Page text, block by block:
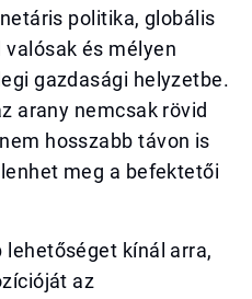
politika, globális
és mélyen
gazdasági helyzetbe.
arany nemcsak rövid
hosszabb távon is
meg a befektetői
lehetőséget kínál arra,
az